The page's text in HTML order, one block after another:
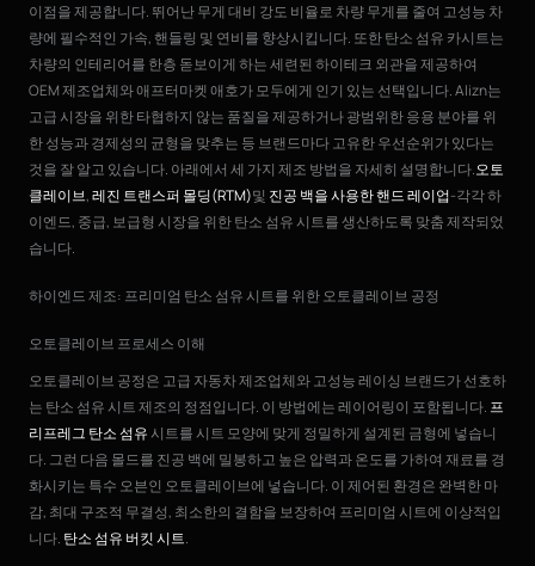
이점을 제공합니다. 뛰어난 무게 대비 강도 비율로 차량 무게를 줄여 고성능 차
량에 필수적인 가속, 핸들링 및 연비를 향상시킵니다. 또한 탄소 섬유 카시트는
차량의 인테리어를 한층 돋보이게 하는 세련된 하이테크 외관을 제공하여
OEM 제조업체와 애프터마켓 애호가 모두에게 인기 있는 선택입니다. Alizn는
고급 시장을 위한 타협하지 않는 품질을 제공하거나 광범위한 응용 분야를 위
한 성능과 경제성의 균형을 맞추는 등 브랜드마다 고유한 우선순위가 있다는
것을 잘 알고 있습니다. 아래에서 세 가지 제조 방법을 자세히 설명합니다.오토
클레이브,레진 트랜스퍼 몰딩(RTM)및 진공 백을 사용한 핸드 레이업-각각 하
이엔드, 중급, 보급형 시장을 위한 탄소 섬유 시트를 생산하도록 맞춤 제작되었
습니다.
하이엔드 제조: 프리미엄 탄소 섬유 시트를 위한 오토클레이브 공정
오토클레이브 프로세스 이해
오토클레이브 공정은 고급 자동차 제조업체와 고성능 레이싱 브랜드가 선호하
는 탄소 섬유 시트 제조의 정점입니다. 이 방법에는 레이어링이 포함됩니다. 프
리프레그 탄소 섬유 시트를 시트 모양에 맞게 정밀하게 설계된 금형에 넣습니
다. 그런 다음 몰드를 진공 백에 밀봉하고 높은 압력과 온도를 가하여 재료를 경
화시키는 특수 오븐인 오토클레이브에 넣습니다. 이 제어된 환경은 완벽한 마
감, 최대 구조적 무결성, 최소한의 결함을 보장하여 프리미엄 시트에 이상적입
니다. 탄소 섬유 버킷 시트.